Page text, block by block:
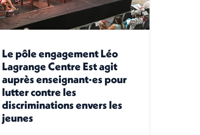
Le pôle engagement Léo
Lagrange Centre Est agit
auprès enseignant·es pour
lutter contre les
discriminations envers les
jeunes